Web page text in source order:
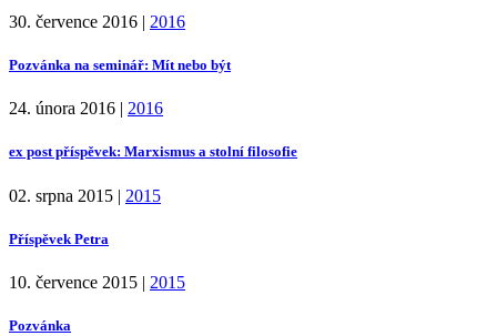
30. července 2016 | 2016
Pozvánka na seminář: Mít nebo být
24. února 2016 | 2016
ex post příspěvek: Marxismus a stolní filosofie
02. srpna 2015 | 2015
Příspěvek Petra
10. července 2015 | 2015
Pozvánka